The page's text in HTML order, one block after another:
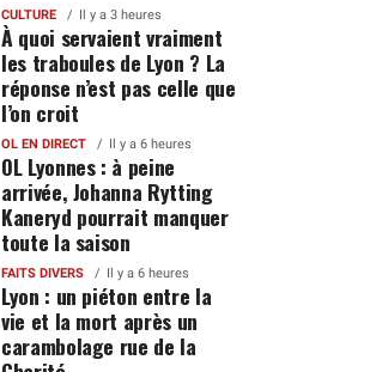
CULTURE Il y a 3 heures
À quoi servaient vraiment
les traboules de Lyon ? La
réponse n’est pas celle que
l’on croit
OL EN DIRECT Il y a 6 heures
OL Lyonnes : à peine
arrivée, Johanna Rytting
Kaneryd pourrait manquer
toute la saison
FAITS DIVERS Il y a 6 heures
Lyon : un piéton entre la
vie et la mort après un
carambolage rue de la